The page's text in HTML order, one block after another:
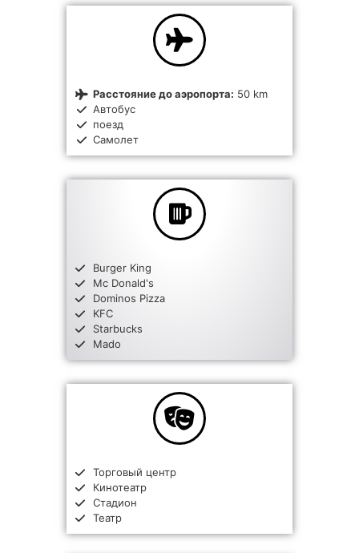
Расстояние до аэропорта: 50 km
Автобус
поезд
Самолет
Burger King
Mc Donald's
Dominos Pizza
KFC
Starbucks
Mado
Торговый центр
Кинотеатр
Стадион
Театр